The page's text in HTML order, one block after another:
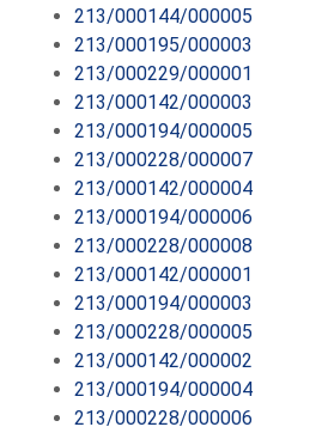
213/000144/000005
213/000195/000003
213/000229/000001
213/000142/000003
213/000194/000005
213/000228/000007
213/000142/000004
213/000194/000006
213/000228/000008
213/000142/000001
213/000194/000003
213/000228/000005
213/000142/000002
213/000194/000004
213/000228/000006